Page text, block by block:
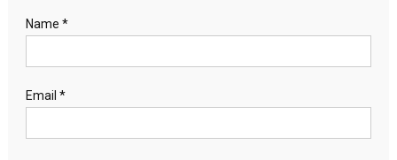
Name *
Email *